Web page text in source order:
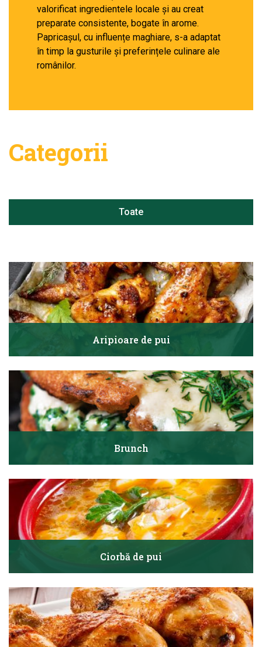
valorificat ingredientele locale și au creat
preparate consistente, bogate în arome.
Papricașul, cu influențe maghiare, s-a adaptat
în timp la gusturile și preferințele culinare ale
românilor.
Categorii
Toate
Aripioare de pui
Brunch
Ciorbă de pui